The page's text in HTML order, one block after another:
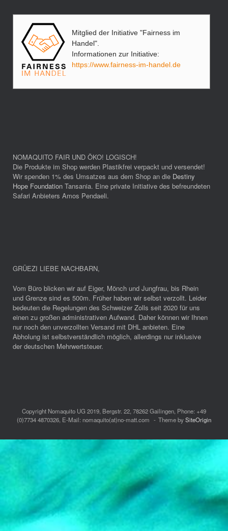
Mitglied der Initiative "Fairness im
Handel".
Informationen zur Initiative:
https://www.fairness-im-handel.de
NOMAQUITO FAIR UND ÖKO! LOGISCH!
Die Produkte im Shop werden Plastikfrei verpackt und versendet!
Wir spenden 1% des Umsatzes aus dem Shop an die Destiny
Hope Foundation Tansania. Eine private Initiative des befreundeten
Safari Anbieters Amos Pendaeli.
GRÜEZI LIEBE NACHBARN,
Vom Büro blicken wir auf Eiger, Mönch und Jungfrau, bis Rhein
und Grenze sind es 500m. Früher haben wir selbst verzollt. Leider
bedeuten die Regelungen des Schweizer Zolls seit 2020 für uns
einen zu großen administrativen Aufwand. Daher können wir Ihnen
nur noch den unverzollten Versand mit DHL anbieten. Eine
Abholung ist selbstverständlich möglich, allerdings nur inklusive
der deutschen Mehrwertsteuer.
Copyright Nomaquito UG 2019, Bergstr. 22, 78262 Gailingen, Phone: +49
(0)7734 4870326, E-Mail: nomaquito(at)no-matt.com
Theme bySiteOrigin